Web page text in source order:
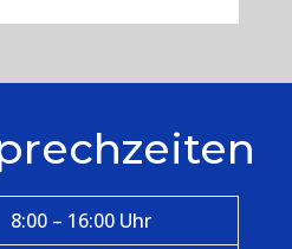
8:00 – 16:00 Uhr